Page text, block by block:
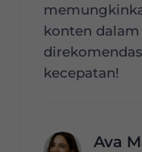
konten dalam
kecepatan!
Ava